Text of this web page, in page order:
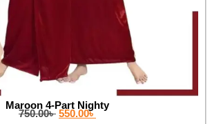
Maroon 4-Part Nighty
750.00৳ 550.00৳